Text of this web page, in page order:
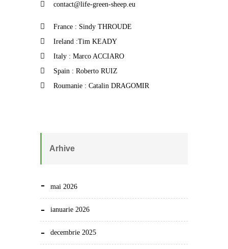
contact@life-green-sheep.eu
France : Sindy THROUDE
Ireland :Tim KEADY
Italy : Marco ACCIARO
Spain : Roberto RUIZ
Roumanie : Catalin DRAGOMIR
Arhive
mai 2026
ianuarie 2026
decembrie 2025